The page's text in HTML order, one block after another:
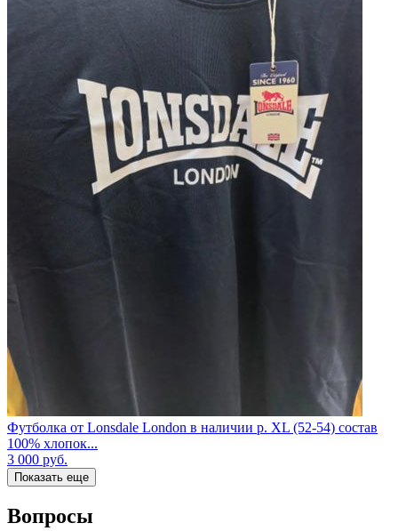
Футболка от Lonsdale London в наличии р. XL (52-54) состав
100% хлопок...
3 000 руб.
Показать еще
Вопросы